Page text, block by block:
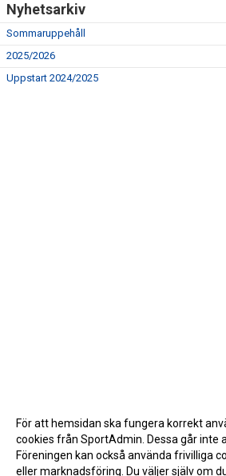
Nyhetsarkiv
Sommaruppehåll
2025/2026
Uppstart 2024/2025
För att hemsidan ska fungera korrekt
cookies från SportAdmin. Dessa går inte
Föreningen kan också använda frivilliga
eller marknadsföring. Du väljer själv om